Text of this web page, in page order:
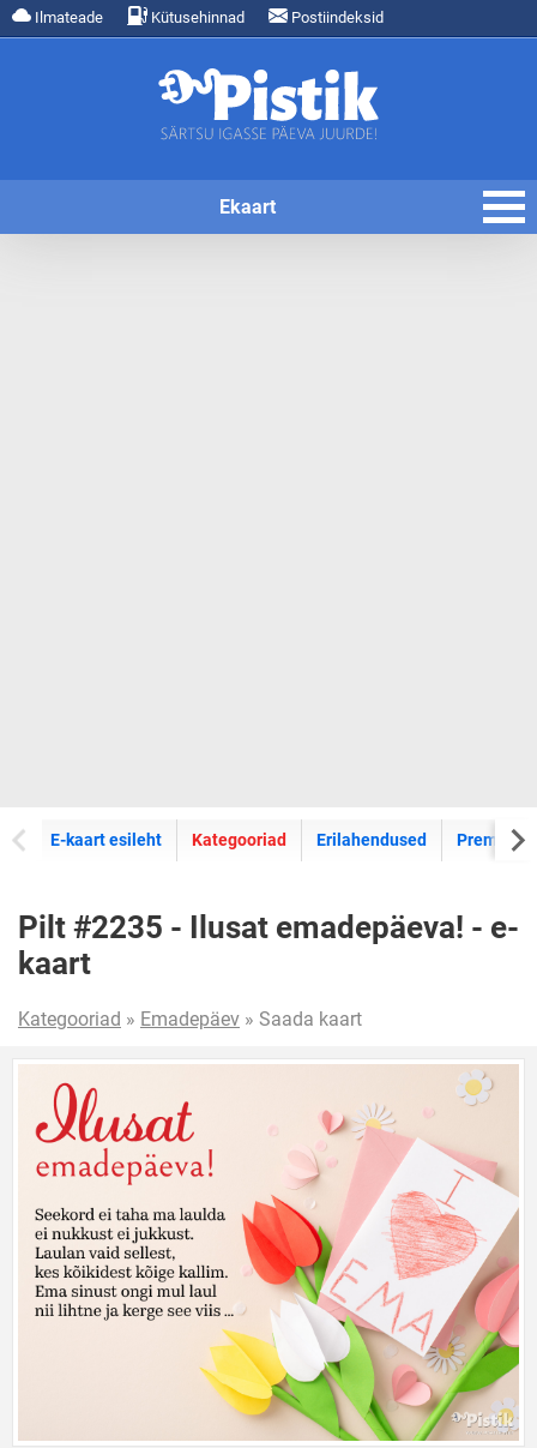
Ilmateade Kütusehinnad Postiindeksid
Ekaart
E-kaart esileht E-kaartide
Kategooriad Erilahendused Premium
Pilt #2235 - Ilusat emadepäeva! - e-
kaart
Kategooriad » Emadepäev » Saada kaart